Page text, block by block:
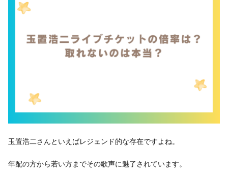
玉置浩二さんといえばレジェンド的な存在ですよね。
年配の方から若い方までその歌声に魅了されています。